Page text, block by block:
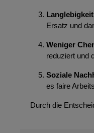
Langlebigkeit
Ersatz und
Weniger
reduziert und
Soziale
es faire
Durch die